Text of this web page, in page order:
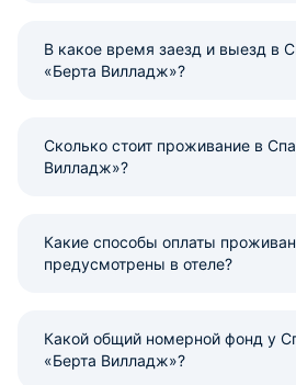
В какое время заезд и выезд в
«Берта Вилладж»?
Сколько стоит проживание в
Вилладж»?
Какие способы оплаты
предусмотрены в отеле?
Какой общий номерной фонд у
«Берта Вилладж»?